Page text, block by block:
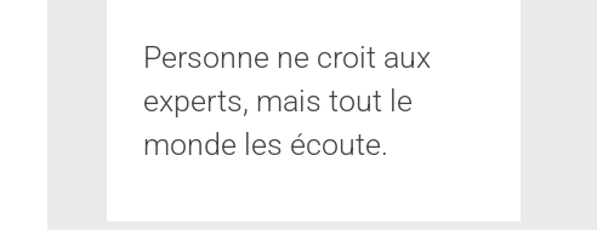
Personne ne croit aux
experts, mais tout le
monde les écoute.